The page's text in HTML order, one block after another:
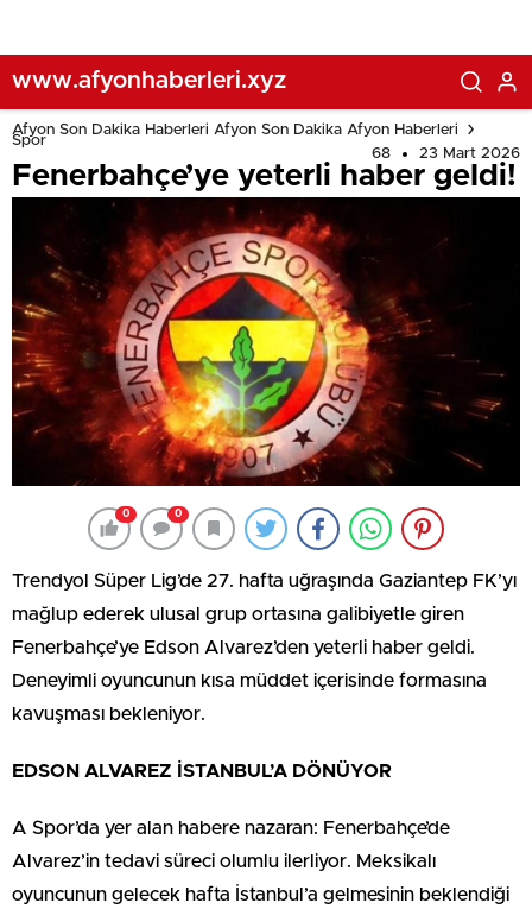
www.afyonhaberleri.xyz
Afyon Son Dakika Haberleri Afyon Son Dakika Afyon Haberleri
Spor
68
23 Mart 2026
Fenerbahçe’ye yeterli haber geldi!
0 0
Trendyol Süper Lig’de 27. hafta uğraşında Gaziantep FK’yı
mağlup ederek ulusal grup ortasına galibiyetle giren
Fenerbahçe’ye Edson Alvarez’den yeterli haber geldi.
Deneyimli oyuncunun kısa müddet içerisinde formasına
kavuşması bekleniyor.
EDSON ALVAREZ İSTANBUL’A DÖNÜYOR
A Spor’da yer alan habere nazaran: Fenerbahçe’de
Alvarez’in tedavi süreci olumlu ilerliyor. Meksikalı
oyuncunun gelecek hafta İstanbul’a gelmesinin beklendiği